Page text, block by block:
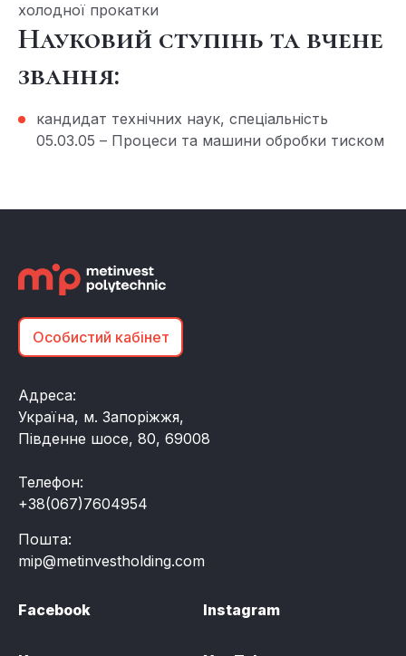
холодної прокатки
Науковий ступінь та вчене
звання:
кандидат технічних наук, спеціальність
05.03.05 – Процеси та машини обробки тиском
Особистий кабінет
Адреса:
Україна, м. Запоріжжя,
Південне шосе, 80, 69008
Телефон:
+38(067)7604954
Пошта:
mip@metinvestholding.com
Facebook Instagram